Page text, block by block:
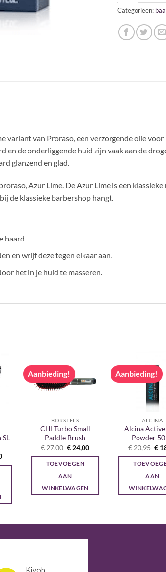
Categorieën:
variant van Proraso, een verzorgende olie
en de onderliggende huid zijn vaak aan de
glanzend en glad.
Azur Lime. De Azur Lime is een
de klassieke barbershop hangt.
baard.
en wrijf deze tegen elkaar aan.
het in je huid te masseren.
SL
Huidige
Aanbieding!
BORSTELS
CHI Turbo Small
Paddle Brush
€27,00 Oorspronkelijke
prijs
was:
€ 27,00.
€ 24,00Huidige
TOEVOEGEN
AAN
WINKELWAGEN
Aanbieding!
ALCINA
Alcina Active
Powder
€20,95
€
€
AAN